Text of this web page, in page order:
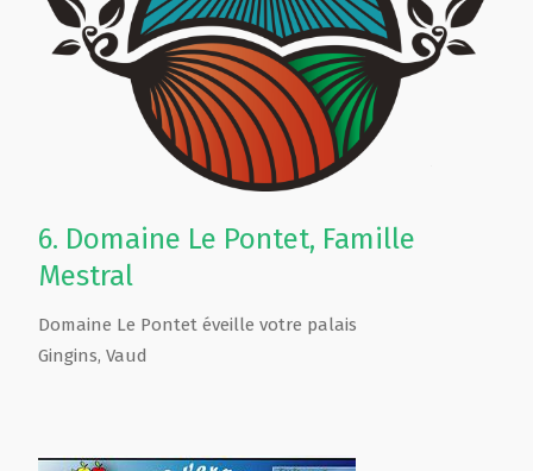
6. Domaine Le Pontet, Famille
Mestral
Domaine Le Pontet éveille votre palais
Gingins, Vaud